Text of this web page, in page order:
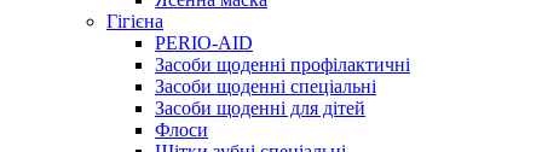
Гігієна
PERIO-AID
Засоби щоденні профілактичні
Засоби щоденні спеціальні
Засоби щоденні для дітей
Флоси